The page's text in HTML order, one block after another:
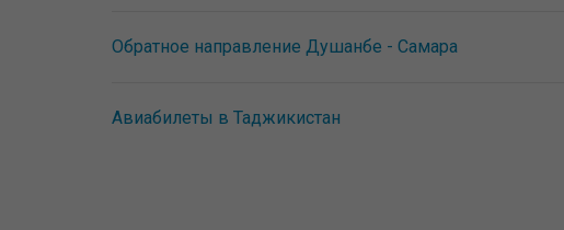
Обратное направление Душанбе - Самара
Авиабилеты в Таджикистан